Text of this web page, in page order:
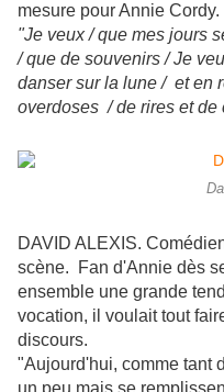
mesure pour Annie Cordy.
"Je veux / que mes jours
/ que de souvenirs / Je
danser sur la lune / et en
overdoses / de rires et
DAVID ALEXIS.
scène. Fan d'Annie dès
ensemble une grande
vocation, il voulait tout
discours.
"Aujourd'hui, comme tant